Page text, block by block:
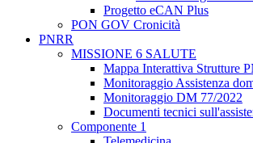
Progetto eCAN Plus
PON GOV Cronicità
PNRR
MISSIONE 6 SALUTE
Mappa Interattiva Strutture
Monitoraggio Assistenza
Monitoraggio DM 77/2022
Documenti tecnici
Componente 1